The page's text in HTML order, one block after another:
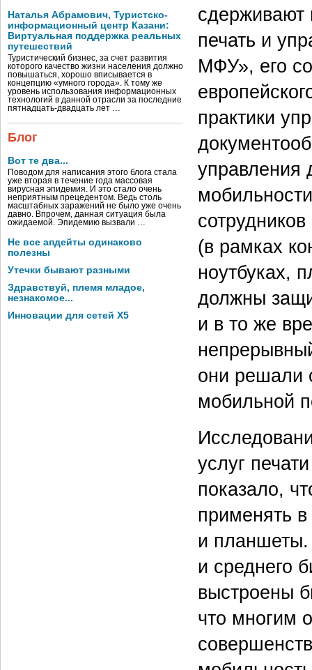
Наталья Абрамович, Туристско-
информационный центр Казани:
Виртуальная поддержка реальных
путешествий
Туристический бизнес, за счет развития
которого качество жизни населения должно
повышаться, хорошо вписывается в
концепцию «умного города». К тому же
уровень использования информационных
технологий в данной отрасли за последние
пятнадцать-двадцать лет …
Блог
Вот те два...
Поводом для написания этого блога стала
уже вторая в течение года массовая
вирусная эпидемия. И это стало очень
неприятным прецедентом. Ведь столь
масштабных заражений не было уже очень
давно. Впрочем, данная ситуация была
ожидаемой. Эпидемию вызвали …
Не все апдейты одинаково
полезны
Утечки бывают разными
Здравствуй, племя младое,
незнакомое...
Инновации для сетей X5
печать и
МФУ», его
практики
(в рамках
ноутбуках,
должны
и в то же
они решали
мобильной
услуг
показало,
применять
и планшеты.
и среднего
выстроены
что многим